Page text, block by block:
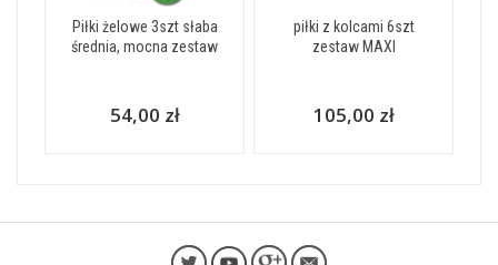
Piłki żelowe 3szt słaba
średnia, mocna zestaw
54,00 zł
piłki z kolcami 6szt
zestaw MAXI
105,00 zł